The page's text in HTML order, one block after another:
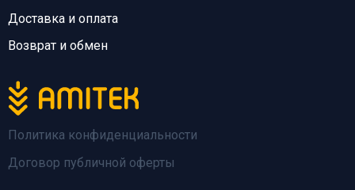
Политика конфиденциальности
Договор публичной оферты
Доставка и оплата
Возврат и обмен